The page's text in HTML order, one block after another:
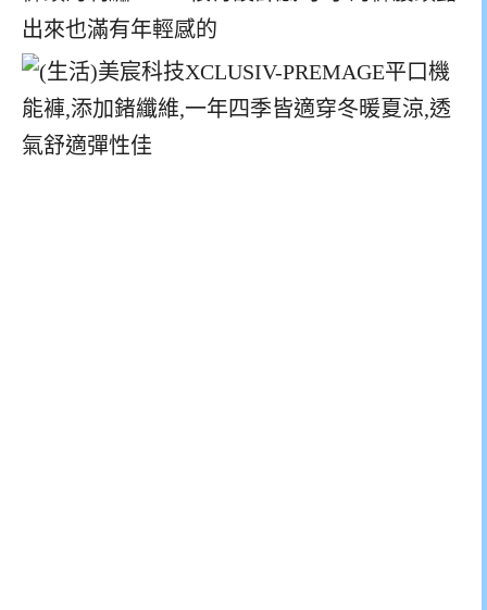
出來也滿有年輕感的